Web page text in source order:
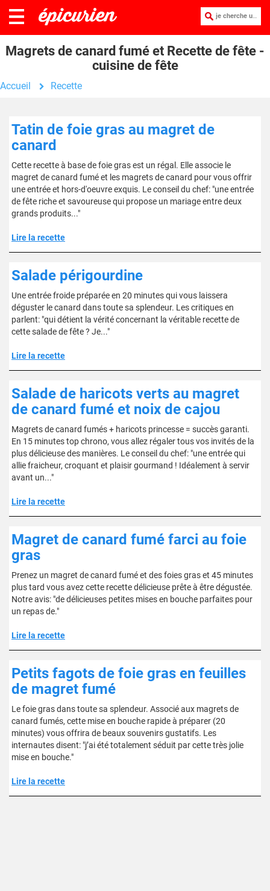
je cherche une recette :
Magrets de canard fumé et Recette de fête -
cuisine de fête
Accueil Recette
Tatin de foie gras au magret de
canard
Cette recette à base de foie gras est un régal. Elle associe le
magret de canard fumé et les magrets de canard pour vous offrir
une entrée et hors-d'oeuvre exquis. Le conseil du chef: "une entrée
de fête riche et savoureuse qui propose un mariage entre deux
grands produits..."
Lire la recette
Salade périgourdine
Une entrée froide préparée en 20 minutes qui vous laissera
déguster le canard dans toute sa splendeur. Les critiques en
parlent: "qui détient la vérité concernant la véritable recette de
cette salade de fête ? Je..."
Lire la recette
Salade de haricots verts au magret
de canard fumé et noix de cajou
Magrets de canard fumés + haricots princesse = succès garanti.
En 15 minutes top chrono, vous allez régaler tous vos invités de la
plus délicieuse des manières. Le conseil du chef: "une entrée qui
allie fraicheur, croquant et plaisir gourmand ! Idéalement à servir
avant un..."
Lire la recette
Magret de canard fumé farci au foie
gras
Prenez un magret de canard fumé et des foies gras et 45 minutes
plus tard vous avez cette recette délicieuse prête à être dégustée.
Notre avis: "de délicieuses petites mises en bouche parfaites pour
un repas de."
Lire la recette
Petits fagots de foie gras en feuilles
de magret fumé
Le foie gras dans toute sa splendeur. Associé aux magrets de
canard fumés, cette mise en bouche rapide à préparer (20
minutes) vous offrira de beaux souvenirs gustatifs. Les
internautes disent: "j’ai été totalement séduit par cette très jolie
mise en bouche."
Lire la recette